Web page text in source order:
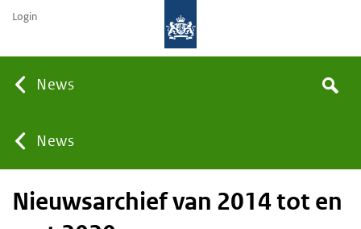
News
You
are
News
the
Search
Login
Nieuwsarchief van 2014 tot en